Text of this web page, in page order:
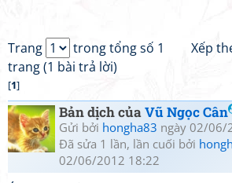
Xếp
Trang
trong tổng số 1
trang (1 bài trả lời)
[1]
Bản dịch củaVũ Ngọc Cân
Gửi bởi hongha83 ngày 02/06/
Đã sửa 1 lần, lần cuối bởi
02/06/2012 18:22